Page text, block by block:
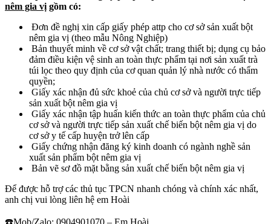
nêm gia vịgồm có:
Đơn đề nghị xin cấp giấy phép attp cho cơ sở sản xuất bột
nêm gia vị (theo mẫu Nông Nghiệp)
Bản thuyết minh về cơ sở vật chất; trang thiết bị; dụng cụ bảo
đảm điều kiện vệ sinh an toàn thực phẩm tại nơi sản xuất trà
túi lọc theo quy định của cơ quan quản lý nhà nước có thẩm
quyền;
Giấy xác nhận đủ sức khoẻ của chủ cơ sở và người trực tiếp
sản xuất bột nêm gia vị
Giấy xác nhận tập huấn kiến thức an toàn thực phẩm của chủ
cơ sở và người trực tiếp sản xuất chế biến bột nêm gia vị do
cơ sở y tế cấp huyện trở lên cấp
Giấy chứng nhận đăng ký kinh doanh có ngành nghề sản
xuất sản phẩm bột nêm gia vị
Bản vẽ sơ đồ mặt bằng sản xuất chế biến bột nêm gia vị
Để được hỗ trợ các thủ tục TPCN nhanh chóng và chính xác nhất,
anh chị vui lòng liên hệ em Hoài